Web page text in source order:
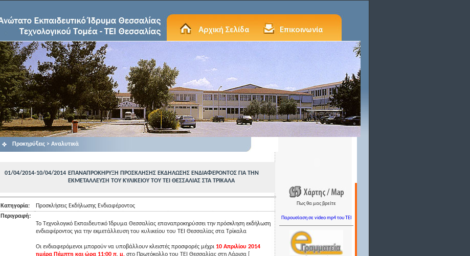
Προκηρύξεις > Αναλυτικά
01/04/2014-10/04/2014 EΠΑΝΑΠΡΟΚΗΡΥΞΗ ΠΡΟΣΚΛΗΣΗΣ ΕΚΔΗΛΩΣΗΣ ΕΝΔΙΑΦΕΡΟΝΤΟΣ ΓΙΑ ΤΗΝ
ΕΚΜΕΤΑΛΛΕΥΣΗ ΤΟΥ ΚΥΛΙΚΕΙΟΥ ΤΟΥ ΤΕΙ ΘΕΣΣΑΛΙΑΣ ΣΤΑ ΤΡΙΚΑΛΑ
Κατηγορία:
Προσκλήσεις Εκδήλωσης Ενδιαφέροντος
Περιγραφή:
Το Τεχνολογικό Εκπαιδευτικό Ίδρυμα Θεσσαλίας επαναπροκηρύσσει την πρόσκληση εκδήλωση
ενδιαφέροντος για την εκμετάλλευση του κυλικείου του ΤΕΙ Θεσσαλίας στα Τρίκαλα
Οι ενδιαφερόμενοι μπορούν να υποβάλλουν κλειστές προσφορές μέχρι 10 Απριλίου 2014
ημέρα Πέμπτη και ώρα 11:00 π. μ. στο Πρωτόκολλο του ΤΕΙ Θεσσαλίας στη Λάρισα [
Πως θα μας βρείτε
Παρουσίαση σε video mp4 του TEI